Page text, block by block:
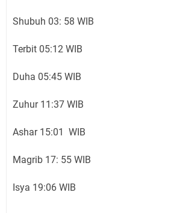
Shubuh 03: 58 WIB
Terbit 05:12 WIB
Duha 05:45 WIB
Zuhur 11:37 WIB
Ashar 15:01 WIB
Magrib 17: 55 WIB
Isya 19:06 WIB